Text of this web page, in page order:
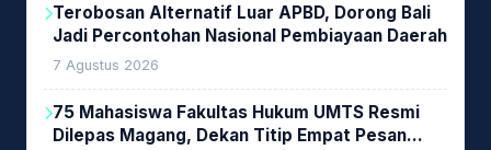
Terobosan Alternatif Luar APBD, Dorong Bali
Jadi Percontohan Nasional Pembiayaan Daerah
7 Agustus 2026
75 Mahasiswa Fakultas Hukum UMTS Resmi
Dilepas Magang, Dekan Titip Empat Pesan